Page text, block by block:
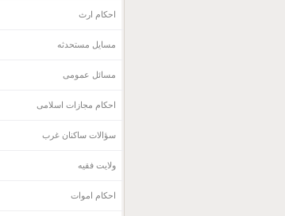
احکام ارث
مسایل مستحدثه
مسائل عمومی
احکام مجازات اسلامی
سؤالات ساکنان غرب
ولایت فقیه
احکام اموات